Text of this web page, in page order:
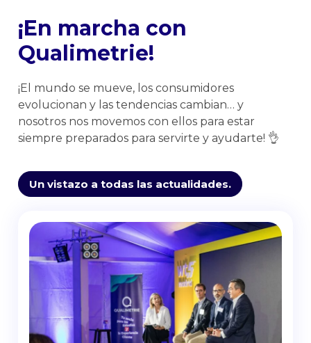
¡En marcha con
Qualimetrie!
¡El mundo se mueve, los consumidores
evolucionan y las tendencias cambian… y
nosotros nos movemos con ellos para estar
siempre preparados para servirte y ayudarte! 👌
Un vistazo a todas las actualidades.